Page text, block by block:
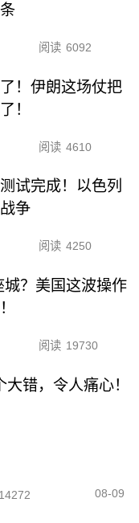
阅读 6092
！伊朗这场仗把
！
阅读 4610
试完成！以色列
争
阅读 4250
？美国这波操作
阅读 19730
错，令人痛心！
14272 08-09